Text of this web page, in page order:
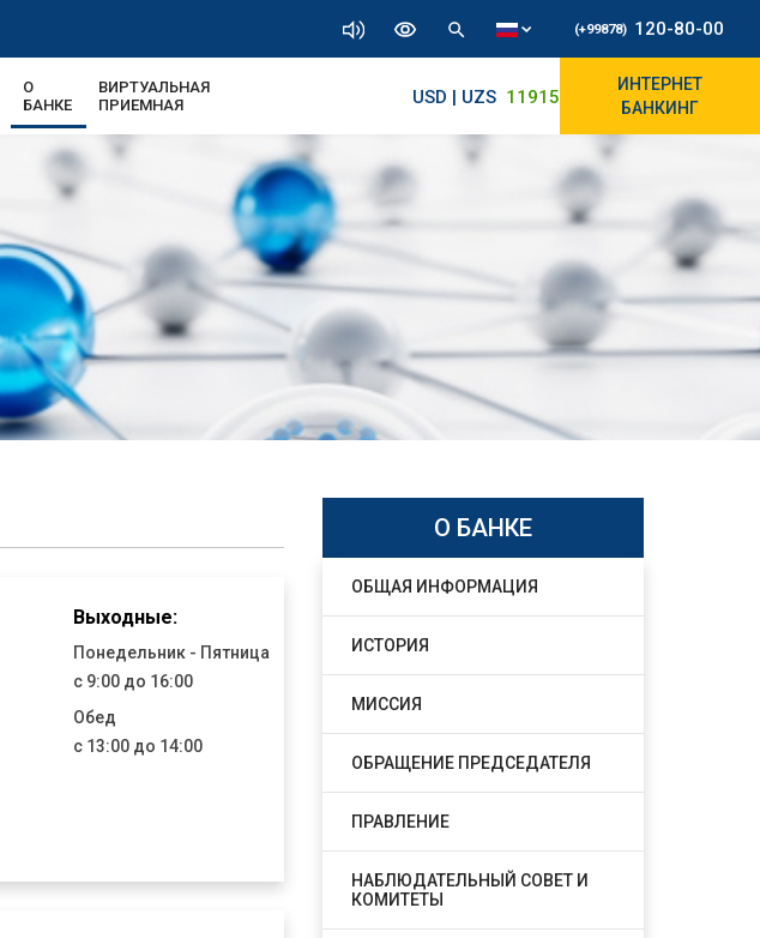
(+99878) 120-80-00
О
БАНКЕ
ВИРТУАЛЬНАЯ
ПРИЕМНАЯ
USD | UZS 11915.64 11890/12010
ИНТЕРНЕТ
БАНКИНГ
Выходные:
Понедельник - Пятница
с 9:00 до 16:00
Обед
с 13:00 до 14:00
О БАНКЕ
ОБЩАЯ ИНФОРМАЦИЯ
ИСТОРИЯ
МИССИЯ
ОБРАЩЕНИЕ ПРЕДСЕДАТЕЛЯ
ПРАВЛЕНИЕ
НАБЛЮДАТЕЛЬНЫЙ СОВЕТ И
КОМИТЕТЫ